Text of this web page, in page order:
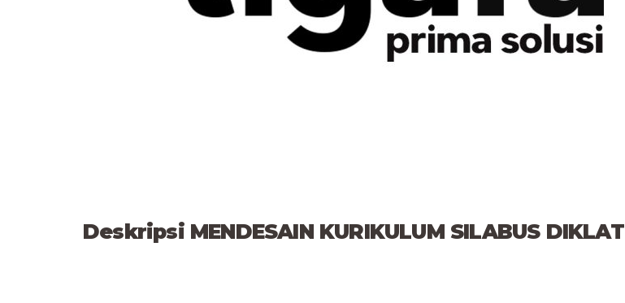
Deskripsi MENDESAIN KURIKULUM SILABUS DIKLAT